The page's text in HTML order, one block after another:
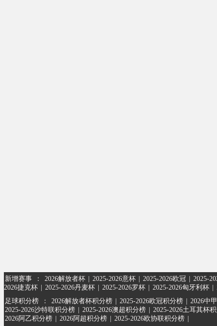
新增赛事 ： 2026解放者杯 2025-2026意杯 2025-2026欧冠
2025-
2026捷克杯
2025-2026丹麦杯 2025-2026罗杯 2025-2026匈牙利杯
足球积分榜
： 2026解放者杯积分榜 2025-2026欧冠积分榜
2026中
2025-2026沙特联积分榜
2025-2026澳超积分榜
2025-2026土耳其杯
2026阿乙积分榜
2026阿超积分榜 2025-2026欧协联积分榜